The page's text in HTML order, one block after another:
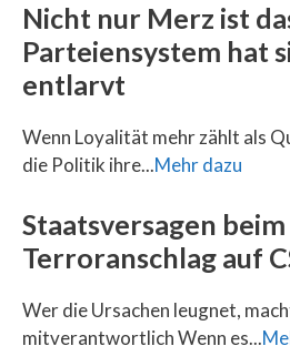
Nicht nur Merz ist
Parteiensystem hat
entlarvt
Wenn Loyalität mehr zählt als
die Politik ihre...Mehr dazu
Staatsversagen beim
Terroranschlag auf
Wer die Ursachen leugnet,
mitverantwortlich Wenn es...